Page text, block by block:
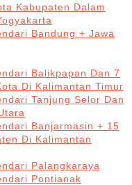
Kabupaten Dalam
Bandung + Jawa
Balikpapan Dan 7
Di Kalimantan Timur
Tanjung Selor Dan
Banjarmasin + 15
Di Kalimantan
Palangkaraya
Pontianak